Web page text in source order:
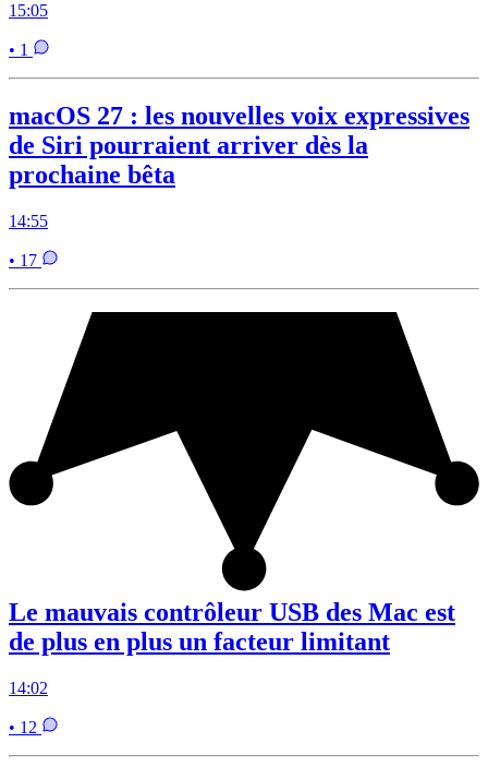
15:05
• 1
macOS 27 : les nouvelles voix expressives
de Siri pourraient arriver dès la
prochaine bêta
14:55
• 17
Le mauvais contrôleur USB des Mac est
de plus en plus un facteur limitant
14:02
• 12